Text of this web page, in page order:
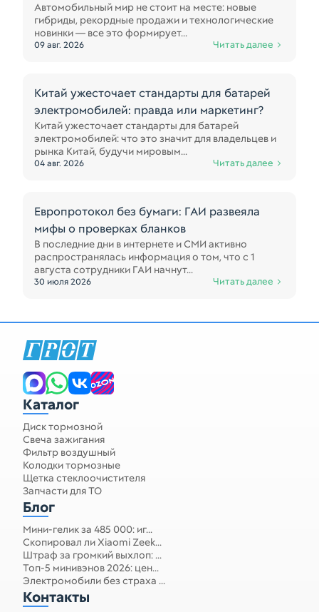
Автомобильный мир не стоит на месте: новые
гибриды, рекордные продажи и технологические
новинки — все это формирует...
09 авг. 2026 Читать далее
Китай ужесточает стандарты для батарей
электромобилей: правда или маркетинг?
Китай ужесточает стандарты для батарей
электромобилей: что это значит для владельцев и
рынка Китай, будучи мировым...
04 авг. 2026 Читать далее
Европротокол без бумаги: ГАИ развеяла
мифы о проверках бланков
В последние дни в интернете и СМИ активно
распространялась информация о том, что с 1
августа сотрудники ГАИ начнут...
30 июля 2026 Читать далее
Каталог
Диск тормозной
Свеча зажигания
Фильтр воздушный
Колодки тормозные
Щетка стеклоочистителя
Запчасти для ТО
Блог
Мини-гелик за 485 000: иг...
Скопировал ли Xiaomi Zeek...
Штраф за громкий выхлоп: ...
Топ-5 минивэнов 2026: цен...
Электромобили без страха ...
Контакты